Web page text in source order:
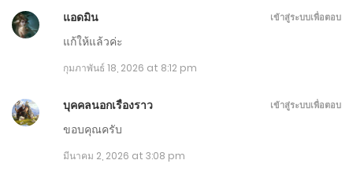
มีนาคม 2, 2026
ตอนที่ 761-770
กุมภาพันธ์ 25, 2026
ตอนที่ 751-760
กุมภาพันธ์ 20, 2026
แอดมิน
แก้ให้แล้วค่ะ
กุมภาพันธ์ 18, 2026 at 8:12 pm
เข้าสู่ระบบเพื่อตอบ
บุคคลนอกเรื่องราว
ขอบคุณครับ
มีนาคม 2, 2026 at 3:08 pm
เข้าสู่ระบบเพื่อตอบ